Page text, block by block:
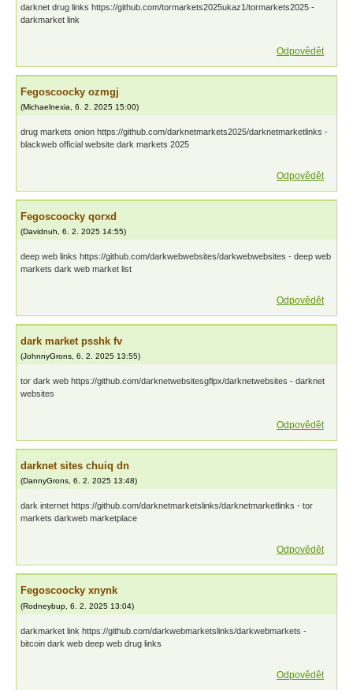
darknet drug links https://github.com/tormarkets2025ukaz1/tormarkets2025 -
darkmarket link
Odpovědět
Fegoscoocky ozmgj
(Michaelnexia 6. 2. 2025 15:00)
drug markets onion https://github.com/darknetmarkets2025/darknetmarketlinks -
blackweb official website dark markets 2025
Odpovědět
Fegoscoocky qorxd
(Davidnuh, 6. 2. 2025 14:55)
deep web links https://github.com/darkwebwebsites/darkwebwebsites - deep web
markets dark web market list
Odpovědět
dark market psshk fv
(JohnnyGrons, 6. 2. 2025 13:55)
tor dark web https://github.com/darknetwebsitesgflpx/darknetwebsites - darknet
websites
Odpovědět
darknet sites chuiq dn
(DannyGrons, 6. 2. 2025 13:48)
dark internet https://github.com/darknetmarketslinks/darknetmarketlinks - tor
markets darkweb marketplace
Odpovědět
Fegoscoocky xnynk
(Rodneybup 6. 2. 2025 13:04)
darkmarket link https://github.com/darkwebmarketslinks/darkwebmarkets -
bitcoin dark web deep web drug links
Odpovědět